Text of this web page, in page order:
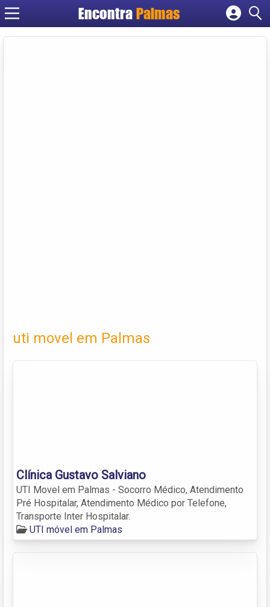
Encontra Palmas
Cadastrar empresa
uti movel em Palmas
Clínica Gustavo Salviano
UTI Movel em Palmas - Socorro Médico, Atendimento
Pré Hospitalar, Atendimento Médico por Telefone,
Transporte Inter Hospitalar.
UTI móvel em Palmas